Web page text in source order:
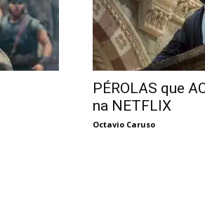
PÉROLAS que
na NETFLIX
Octavio Caruso